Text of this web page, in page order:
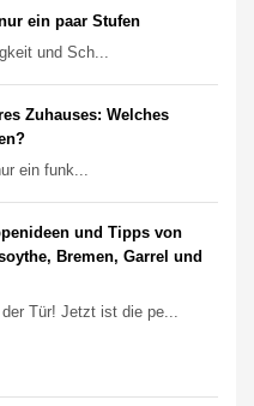
ein paar Stufen
und Sch...
Zuhauses: Welches
ein funk...
und Tipps von
Bremen, Garrel und
Tür! Jetzt ist die pe...